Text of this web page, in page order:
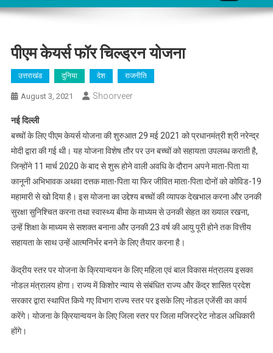
पीएम केयर्स फॉर चिल्ड्रन योजना
उत्तराखंड दुनिया देश राजनीति
August 3, 2021 Shoorveer
नई दिल्ली
बच्चों के लिए पीएम केयर्स योजना की शुरुआत 29 मई 2021 को प्रधानमंत्री श्री नरेन्द्र
मोदी द्वारा की गई थी। यह योजना विशेष तौर पर उन बच्चों को सहायता उपलब्ध कराती है,
जिन्होंने 11 मार्च 2020 के बाद से शुरू होने वाली अवधि के दौरान अपने माता-पिता या
कानूनी अभिभावक अथवा दत्तक माता-पिता या फिर जीवित माता-पिता दोनों को कोविड-19
महामारी से खो दिया है। इस योजना का उद्देश्य बच्चों की व्यापक देखभाल करना और उनकी
सुरक्षा सुनिश्चित करना तथा स्वास्थ्य बीमा के माध्यम से उनकी सेहत का ख्याल रखना,
उन्हें शिक्षा के माध्यम से सशक्त बनाना और उनकी 23 वर्ष की आयु पूरी होने तक वित्तीय
सहायता के साथ उन्हें आत्मनिर्भर बनने के लिए तैयार करना है।
केंद्रीय स्तर पर योजना के क्रियान्वयन के लिए महिला एवं बाल विकास मंत्रालय इसका
नोडल मंत्रालय होगा। राज्य में किशोर न्याय से संबंधित राज्य और केंद्र शासित प्रदेश
सरकार द्वारा स्थापित किये गए विभाग राज्य स्तर पर इसके लिए नोडल एजेंसी का कार्य
करेंगे। योजना के क्रियान्वयन के लिए जिला स्तर पर जिला मजिस्ट्रेट नोडल अधिकारी
होंगे।